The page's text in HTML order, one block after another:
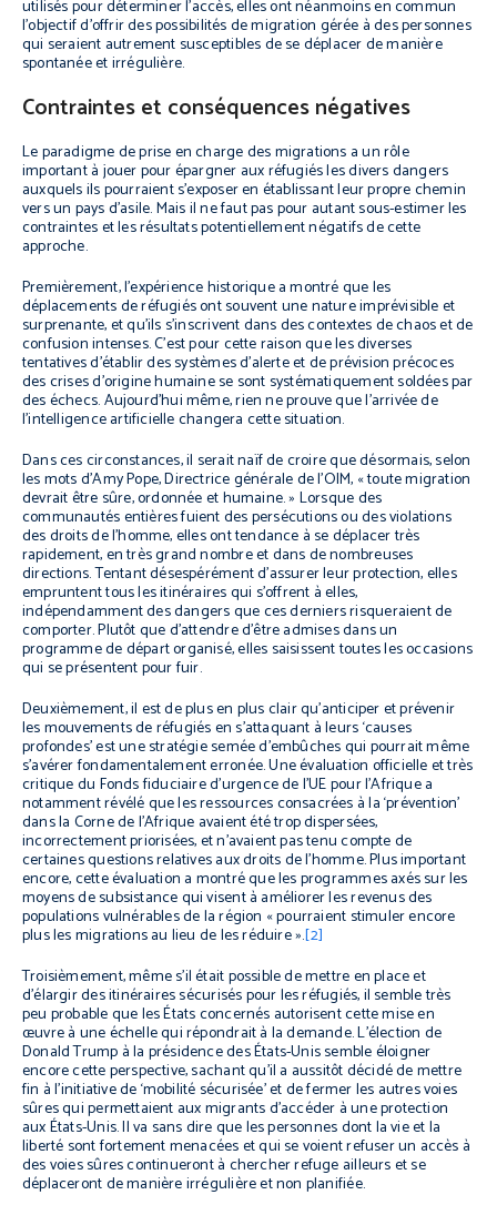
utilisés pour déterminer l’accès, elles ont néanmoins en commun
l’objectif d’offrir des possibilités de migration gérée à des personnes
qui seraient autrement susceptibles de se déplacer de manière
spontanée et irrégulière.
Contraintes et conséquences négatives
Le paradigme de prise en charge des migrations a un rôle
important à jouer pour épargner aux réfugiés les divers dangers
auxquels ils pourraient s’exposer en établissant leur propre chemin
vers un pays d’asile. Mais il ne faut pas pour autant sous-estimer les
contraintes et les résultats potentiellement négatifs de cette
approche.
Premièrement, l’expérience historique a montré que les
déplacements de réfugiés ont souvent une nature imprévisible et
surprenante, et qu’ils s’inscrivent dans des contextes de chaos et de
confusion intenses. C’est pour cette raison que les diverses
tentatives d’établir des systèmes d’alerte et de prévision précoces
des crises d’origine humaine se sont systématiquement soldées par
des échecs. Aujourd’hui même, rien ne prouve que l’arrivée de
l’intelligence artificielle changera cette situation.
Dans ces circonstances, il serait naïf de croire que désormais, selon
les mots d’Amy Pope, Directrice générale de l’OIM, « toute migration
devrait être sûre, ordonnée et humaine. » Lorsque des
communautés entières fuient des persécutions ou des violations
des droits de l’homme, elles ont tendance à se déplacer très
rapidement, en très grand nombre et dans de nombreuses
directions. Tentant désespérément d’assurer leur protection, elles
empruntent tous les itinéraires qui s’offrent à elles,
indépendamment des dangers que ces derniers risqueraient de
comporter. Plutôt que d’attendre d’être admises dans un
programme de départ organisé, elles saisissent toutes les occasions
qui se présentent pour fuir.
Deuxièmement, il est de plus en plus clair qu’anticiper et prévenir
les mouvements de réfugiés en s’attaquant à leurs ‘causes
profondes’ est une stratégie semée d’embûches qui pourrait même
s’avérer fondamentalement erronée. Une évaluation officielle et très
critique du Fonds fiduciaire d’urgence de l’UE pour l’Afrique a
notamment révélé que les ressources consacrées à la ‘prévention’
dans la Corne de l’Afrique avaient été trop dispersées,
incorrectement priorisées, et n’avaient pas tenu compte de
certaines questions relatives aux droits de l’homme. Plus important
encore, cette évaluation a montré que les programmes axés sur les
moyens de subsistance qui visent à améliorer les revenus des
populations vulnérables de la région « pourraient stimuler encore
plus les migrations au lieu de les réduire ».[2]
Troisièmement, même s’il était possible de mettre en place et
d’élargir des itinéraires sécurisés pour les réfugiés, il semble très
peu probable que les États concernés autorisent cette mise en
œuvre à une échelle qui répondrait à la demande. L’élection de
Donald Trump à la présidence des États-Unis semble éloigner
encore cette perspective, sachant qu’il a aussitôt décidé de mettre
fin à l’initiative de ‘mobilité sécurisée’ et de fermer les autres voies
sûres qui permettaient aux migrants d’accéder à une protection
aux États-Unis. Il va sans dire que les personnes dont la vie et la
liberté sont fortement menacées et qui se voient refuser un accès à
des voies sûres continueront à chercher refuge ailleurs et se
déplaceront de manière irrégulière et non planifiée.